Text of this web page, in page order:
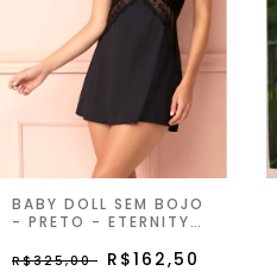
BABY DOLL SEM BOJO
- PRETO - ETERNITY
R$325,00 R$162,50